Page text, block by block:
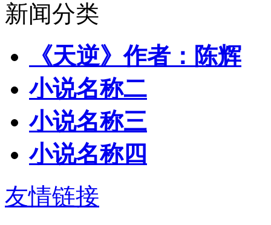
新闻分类
《天逆》作者：陈辉
小说名称二
小说名称三
小说名称四
友情链接